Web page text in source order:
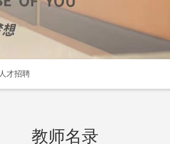
人才招聘
教师名录